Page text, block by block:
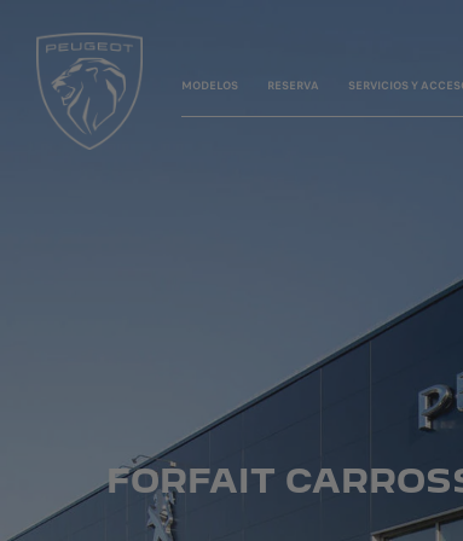
MODELOS RESERVA SERVICIOS Y
FORFAIT